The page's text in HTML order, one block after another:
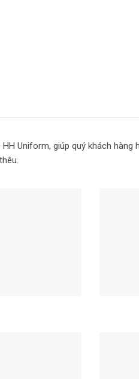
Uniform, giúp quý khách hàng